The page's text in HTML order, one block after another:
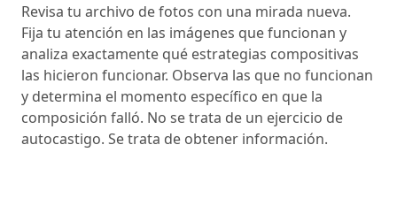
Revisa tu archivo de fotos con una mirada nueva.
Fija tu atención en las imágenes que funcionan y
analiza exactamente qué estrategias compositivas
las hicieron funcionar. Observa las que no funcionan
y determina el momento específico en que la
composición falló. No se trata de un ejercicio de
autocastigo. Se trata de obtener información.